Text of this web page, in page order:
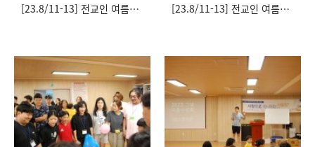
[23.8/11-13] 전교인 여름수련회
[23.8/11-13] 전교인 여름수련회